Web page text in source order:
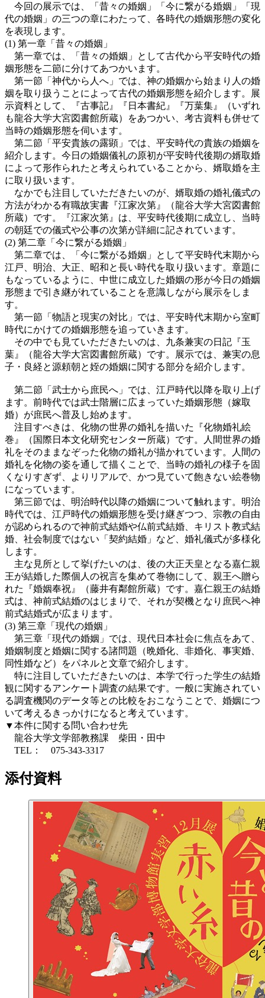
今回の展示では、「昔々の婚姻」「今に繋がる婚姻」「現
代の婚姻」の三つの章にわたって、各時代の婚姻形態の変化
を表現します。
(1) 第一章「昔々の婚姻」
第一章では、「昔々の婚姻」として古代から平安時代の婚
姻形態を二節に分けてあつかいます。
第一節「神代から人へ」では、神の婚姻から始まり人の婚
姻を取り扱うことによって古代の婚姻形態を紹介します。展
示資料として、『古事記』『日本書紀』『万葉集』（いずれ
も龍谷大学大宮図書館所蔵）をあつかい、考古資料も併せて
当時の婚姻形態を伺います。
第二節「平安貴族の露顕」では、平安時代の貴族の婚姻を
紹介します。今日の婚姻儀礼の原初が平安時代後期の婿取婚
によって形作られたと考えられていることから、婿取婚を主
に取り扱います。
なかでも注目していただきたいのが、婿取婚の婚礼儀式の
方法がわかる有職故実書『江家次第』（龍谷大学大宮図書館
所蔵）です。『江家次第』は、平安時代後期に成立し、当時
の朝廷での儀式や公事の次第が詳細に記されています。
(2) 第二章「今に繋がる婚姻」
第二章では、「今に繋がる婚姻」として平安時代末期から
江戸、明治、大正、昭和と長い時代を取り扱います。章題に
もなっているように、中世に成立した婚姻の形が今日の婚姻
形態まで引き継がれていることを意識しながら展示をしま
す。
第一節「物語と現実の対比」では、平安時代末期から室町
時代にかけての婚姻形態を追っていきます。
その中でも見ていただきたいのは、九条兼実の日記『玉
葉』（龍谷大学大宮図書館所蔵）です。展示では、兼実の息
子・良経と源頼朝と姪の婚姻に関する部分を紹介します。
第二節「武士から庶民へ」では、江戸時代以降を取り上げ
ます。前時代では武士階層に広まっていた婚姻形態（嫁取
婚）が庶民へ普及し始めます。
注目すべきは、化物の世界の婚礼を描いた『化物婚礼絵
巻』（国際日本文化研究センター所蔵）です。人間世界の婚
礼をそのままなぞった化物の婚礼が描かれています。人間の
婚礼を化物の姿を通して描くことで、当時の婚礼の様子を固
くなりすぎず、よりリアルで、かつ見ていて飽きない絵巻物
になっています。
第三節では、明治時代以降の婚姻について触れます。明治
時代では、江戸時代の婚姻形態を受け継ぎつつ、宗教の自由
が認められるので神前式結婚や仏前式結婚、キリスト教式結
婚、社会制度ではない「契約結婚」など、婚礼儀式が多様化
します。
主な見所として挙げたいのは、後の大正天皇となる嘉仁親
王が結婚した際個人の祝言を集めて巻物にして、親王へ贈ら
れた『婚姻奉祝』（藤井有鄰館所蔵）です。嘉仁親王の結婚
式は、神前式結婚のはじまりで、それが契機となり庶民へ神
前式結婚式が広まります。
(3) 第三章「現代の婚姻」
第三章「現代の婚姻」では、現代日本社会に焦点をあて、
婚姻制度と婚姻に関する諸問題（晩婚化、非婚化、事実婚、
同性婚など）をパネルと文章で紹介します。
特に注目していただきたいのは、本学で行った学生の結婚
観に関するアンケート調査の結果です。一般に実施されてい
る調査機関のデータ等との比較をおこなうことで、婚姻につ
いて考えるきっかけになると考えています。
▼本件に関する問い合わせ先
龍谷大学文学部教務課 柴田・田中
TEL： 075-343-3317
添付資料